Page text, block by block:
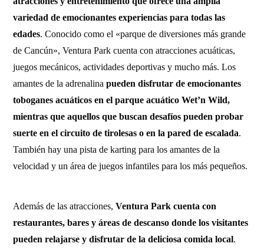
variedad de emocionantes experiencias para todas las
edades. Conocido como el «parque de diversiones más grande
de Cancún», Ventura Park cuenta con atracciones acuáticas,
juegos mecánicos, actividades deportivas y mucho más. Los
amantes de la adrenalinapueden disfrutar de emocionantes
toboganes acuáticos en el parque acuático Wet’n Wild,
mientras que aquellos que buscan desafíos pueden probar
suerte en el circuito de tirolesas o en la pared de escalada.
También hay una pista de karting para los amantes de la
velocidad y un área de juegos infantiles para los más pequeños.
Además de las atracciones, Ventura Park cuenta con
restaurantes, bares y áreas de descanso donde los visitantes
pueden relajarse y disfrutar de la deliciosa comida local.